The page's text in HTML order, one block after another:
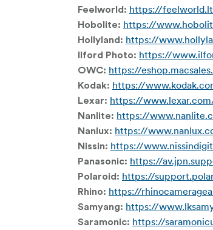
Feelworld: https://
Hobolite: https://
Hollyland: https://
Ilford Photo: https://
OWC: https://
Kodak: https://
Lexar: https://
Nanlite: https://
Nanlux: https://
Nissin: https://
Panasonic: https://
Polaroid: https://
Rhino: https://
Samyang: https://
Saramonic: https://